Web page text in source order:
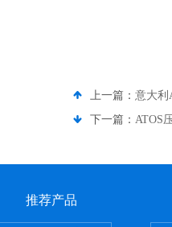
上一篇： 意大利
下一篇： ATOS
推荐产品